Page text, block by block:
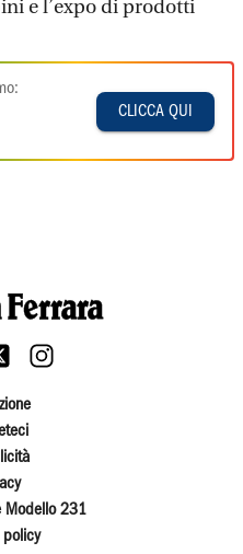
e l’expo di prodotti
CLICCA QUI
Modello 231
policy